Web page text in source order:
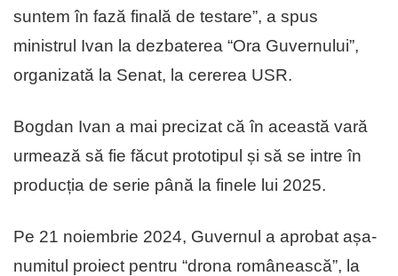
suntem în fază finală de testare”, a spus
ministrul Ivan la dezbaterea “Ora Guvernului”,
organizată la Senat, la cererea USR.
Bogdan Ivan a mai precizat că în această vară
urmează să fie făcut prototipul și să se intre în
producția de serie până la finele lui 2025.
Pe 21 noiembrie 2024, Guvernul a aprobat așa-
numitul proiect pentru “drona românească”, la